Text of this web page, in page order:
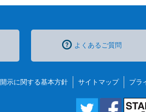
よくあるご質問
示に関する基本方針 サイトマップ プラ